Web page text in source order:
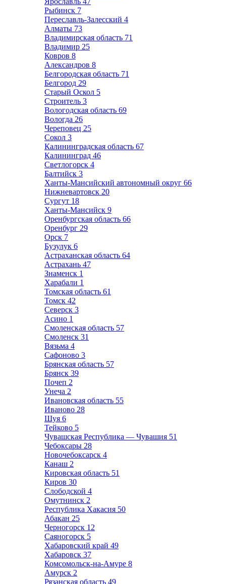
Рыбинск 7
Переславль-Залесский 4
Алматы 73
Владимирская область 71
Владимир 25
Ковров 8
Александров 8
Белгородская область 71
Белгород 29
Старый Оскол 5
Строитель 3
Вологодская область 69
Вологда 26
Череповец 25
Сокол 3
Калининградская область 67
Калининград 46
Светлогорск 4
Балтийск 3
Ханты-Мансийский автономный округ 66
Нижневартовск 20
Сургут 18
Ханты-Мансийск 9
Оренбургская область 66
Оренбург 29
Орск 7
Бузулук 6
Астраханская область 64
Астрахань 47
Знаменск 1
Харабали 1
Томская область 61
Томск 42
Северск 3
Асино 1
Смоленская область 57
Смоленск 31
Вязьма 4
Сафоново 3
Брянская область 57
Брянск 39
Почеп 2
Унеча 2
Ивановская область 55
Иваново 28
Шуя 6
Тейково 5
Чувашская Республика — Чувашия 51
Чебоксары 28
Новочебоксарск 4
Канаш 2
Кировская область 51
Киров 30
Слободской 4
Омутнинск 2
Республика Хакасия 50
Абакан 25
Черногорск 12
Саяногорск 5
Хабаровский край 49
Хабаровск 37
Комсомольск-на-Амуре 8
Амурск 2
Рязанская область 49